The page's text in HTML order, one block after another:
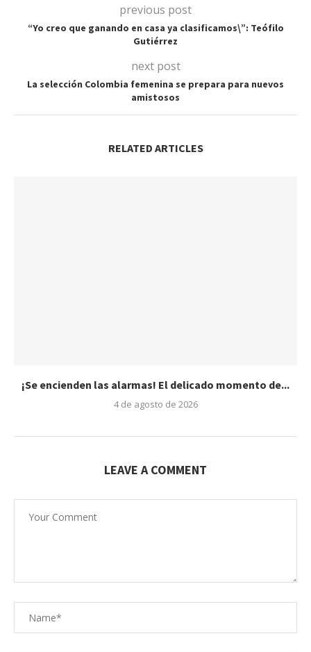
previous post
“Yo creo que ganando en casa ya clasificamos\”: Teófilo
Gutiérrez
next post
La selección Colombia femenina se prepara para nuevos
amistosos
RELATED ARTICLES
¡Se encienden las alarmas! El delicado momento de...
4 de agosto de 2026
LEAVE A COMMENT